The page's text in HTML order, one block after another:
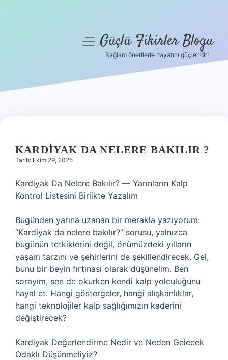
Hakkımızda
menüyüGüçlü Fikirler Blogu
Sağlam önerilerle hayatını güçlendir!
KARDIYAK DA NELERE BAKILIR ?
Tarih: Ekim 29, 2025
Kardiyak Da Nelere Bakılır? — Yarınların Kalp
Kontrol Listesini Birlikte Yazalım
Bugünden yarına uzanan bir merakla yazıyorum:
“Kardiyak da nelere bakılır?” sorusu, yalnızca
bugünün tetkiklerini değil, önümüzdeki yılların
yaşam tarzını ve şehirlerini de şekillendirecek. Gel,
bunu bir beyin fırtınası olarak düşünelim. Ben
sorayım, sen de okurken kendi kalp yolculuğunu
hayal et. Hangi göstergeler, hangi alışkanlıklar,
hangi teknolojiler kalp sağlığımızın kaderini
değiştirecek?
Kardiyak Değerlendirme Nedir ve Neden Gelecek
Odaklı Düşünmeliyiz?